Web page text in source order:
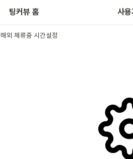
팅커뷰 홈 사
해외 체류중 시간설정